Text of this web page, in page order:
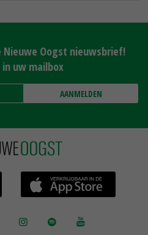
Nieuwe Oogst nieuwsbrief!
uw mailbox
AANMELDEN